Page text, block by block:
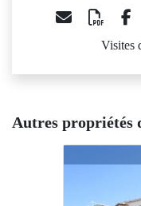
Visites
Autres propriétés